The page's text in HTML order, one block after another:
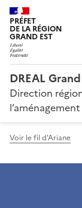
PRÉFET
DE LA RÉGION
GRAND EST
DREAL
Direction
Voir le fil d'Ariane